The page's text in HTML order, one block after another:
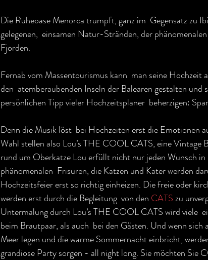
Die Ruheoase Menorca trumpft, ganz im  Gegensatz zu
gelegenen,  einsamen Natur-Stränden, der
Fjorden.
Fernab vom Massentourismus kann  man seine
den  atemberaubenden Inseln der Balearen gestalten
persönlichen Tipp vieler Hochzeitsplaner  beherzigen:
Denn die Musik löst  bei Hochzeiten erst die Emotionen
Wahl stellen also Lou’s THE COOL CATS, eine Vintage
rund um Oberkatze Lou erfüllt nicht nur jeden Wunsch
phänomenalen  Frisuren, die Katzen und Kater werden
Hochzeitsfeier erst so richtig einheizen. Die freie oder
werden erst durch die Begleitung  von den CATS zu
Untermalung durch Lou’s THE COOL CATS wird viele
beim Brautpaar, als auch  bei den Gästen. Und wenn
Meer legen und die warme Sommernacht einbricht,
grandiose Party sorgen - all night long. Sie möchten Sie